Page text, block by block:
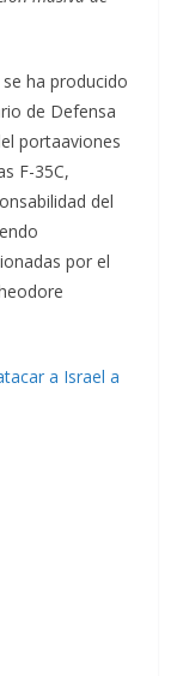
ha producido
de Defensa
portaaviones
F-35C,
del
por el
a Israel a